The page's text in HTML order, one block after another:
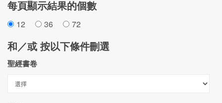
每頁顯示結果的個數
12 36 72
和／或 按以下條件刪選
聖經書卷